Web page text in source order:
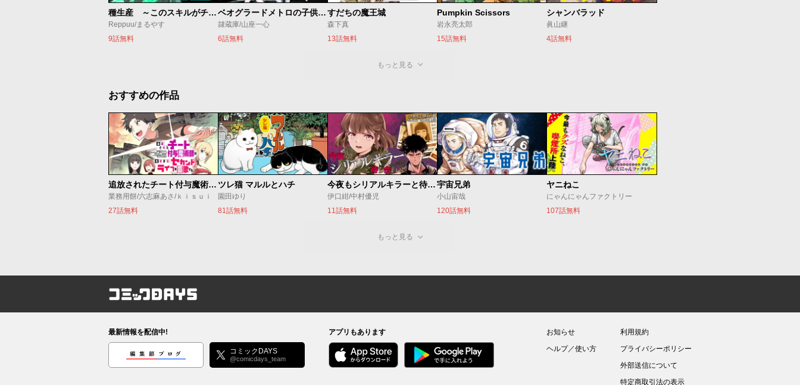
種生産 ～このスキルがチートだとまだ誰も気付いていない～
Reppuu/まるやす
9話無料
ベオグラードメトロの子供たち
隷蔵庫/山座一心
6話無料
すだちの魔王城
森下真
13話無料
Pumpkin Scissors
岩永亮太郎
15話無料
シャンバラッド
眞山継
4話無料
もっと見る
おすすめの作品
追放されたチート付与魔術師は気ままなセカンドライフを謳歌する。 ～俺は武器だけじゃなく、あらゆるものに『強化ポイント』を付与できるし、俺の意思でいつでも効果を解除できるけど、残った人たち大丈夫？～
業務用餅/六志麻あさ/ｋｉｓｕｉ
27話無料
ツレ猫 マルルとハチ
園田ゆり
81話無料
今夜もシリアルキラーと待ち合わせ
伊口紺/中村優児
11話無料
宇宙兄弟
小山宙哉
120話無料
ヤニねこ
にゃんにゃんファクトリー
107話無料
もっと見る
コミックDAYS
最新情報を配信中!
編集部ブログ コミックDAYS
@comicdays_team
アプリもあります
お知らせ
ヘルプ／使い方
利用規約
プライバシーポリシー
外部送信について
特定商取引法の表示